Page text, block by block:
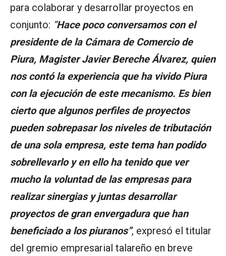
para colaborar y desarrollar proyectos en
conjunto: “Hace poco conversamos con el
presidente de la Cámara de Comercio de
Piura, Magister Javier Bereche Álvarez, quien
nos contó la experiencia que ha vivido Piura
con la ejecución de este mecanismo. Es bien
cierto que algunos perfiles de proyectos
pueden sobrepasar los niveles de tributación
de una sola empresa, este tema han podido
sobrellevarlo y en ello ha tenido que ver
mucho la voluntad de las empresas para
realizar sinergias y juntas desarrollar
proyectos de gran envergadura que han
beneficiado a los piuranos”, expresó el titular
del gremio empresarial talareño en breve